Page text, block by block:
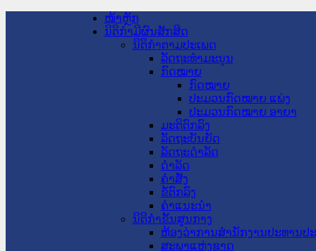
ໜ້າຫຼັກ
ນິຕິກໍາມີຜົນສັກສິດ
ນິຕິກໍາຕາມປະເພດ
ລັດຖະທໍາມະນູນ
ກົດໝາຍ
ກົດໝາຍ
ປະມວນກົດໝາຍ ແພ່ງ
ປະມວນກົດໝາຍ ອາຍາ
ມະຕິຕົກລົງ
ລັດຖະບັນຍັດ
ລັດຖະດໍາລັດ
ດໍາລັດ
ຄໍາສັ່ງ
ຂໍ້ຕົກລົງ
ຄໍາແນະນໍາ
ນິຕິກໍາຂັ້ນສູນກາງ
ຫ້ອງວ່າການສໍານັກງານປະທານປ
ສະພາແຫ່ງຊາດ